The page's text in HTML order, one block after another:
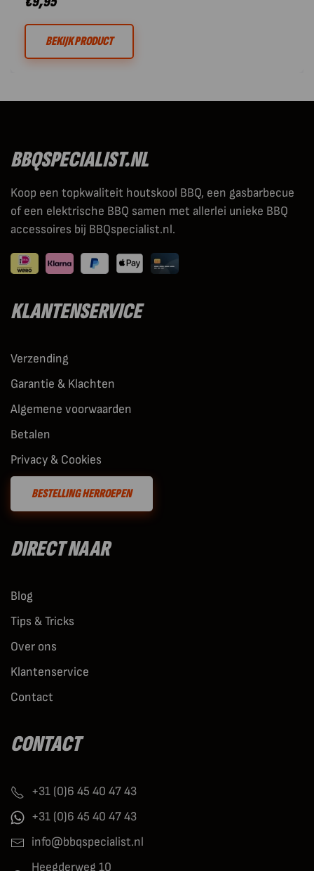
BEKIJK PRODUCT
BBQSPECIALIST.NL
Koop een topkwaliteit houtskool BBQ, een gasbarbecue
of een elektrische BBQ samen met allerlei unieke BBQ
accessoires bij BBQspecialist.nl.
KLANTENSERVICE
Verzending
Garantie & Klachten
Algemene voorwaarden
Betalen
Privacy & Cookies
BESTELLING HERROEPEN
DIRECT NAAR
Blog
Tips & Tricks
Over ons
Klantenservice
Contact
CONTACT
+31 (0)6 45 40 47 43
+31 (0)6 45 40 47 43
info@bbqspecialist.nl
Heegderweg 10